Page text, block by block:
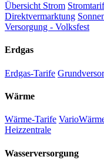
Übersicht Strom
Direktvermarktung
Versorgung - Volksfest
Erdgas
Erdgas-Tarife
Wärme
Wärme-Tarife
Heizzentrale
Wasserversorgung